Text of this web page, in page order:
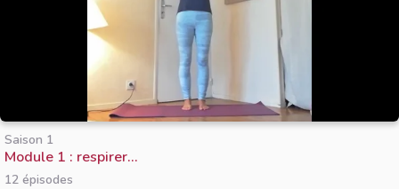
Saison 1
Module 1 : respirer...
12 épisodes